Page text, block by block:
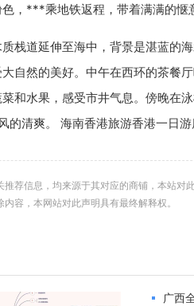
，***乘地铁返程，带着满满的惬
栈道延伸至海中，背景是湛蓝的
自然的美好。中午在西环的茶餐
和水果，感受市井气息。傍晚在
清爽。 海南香港旅游香港一日游
荐信息，均来源于其对应的商铺，本站对
容，本网站对此声明具有最终解释权。
广西